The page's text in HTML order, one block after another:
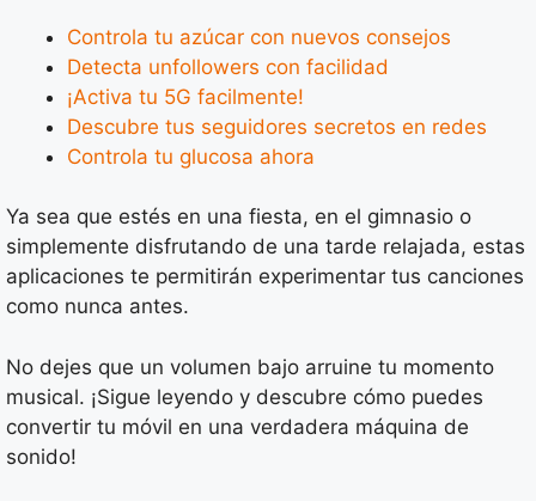
Controla tu azúcar con nuevos consejos
Detecta unfollowers con facilidad
¡Activa tu 5G facilmente!
Descubre tus seguidores secretos en redes
Controla tu glucosa ahora
Ya sea que estés en una fiesta, en el gimnasio o
simplemente disfrutando de una tarde relajada, estas
aplicaciones te permitirán experimentar tus canciones
como nunca antes.
No dejes que un volumen bajo arruine tu momento
musical. ¡Sigue leyendo y descubre cómo puedes
convertir tu móvil en una verdadera máquina de
sonido!